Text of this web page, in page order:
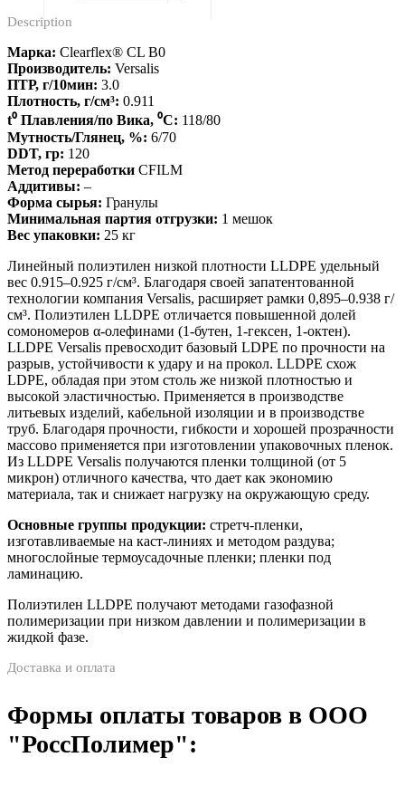
Description
Марка: Clearflex® CL B0
Производитель: Versalis
ПТР, г/10мин: 3.0
Плотность, г/см³: 0.911
t⁰ Плавления/по Вика, ⁰С: 118/80
Мутность/Глянец, %: 6/70
DDT, гр: 120
Метод переработки CFILM
Аддитивы: –
Форма сырья: Гранулы
Минимальная партия отгрузки: 1 мешок
Вес упаковки: 25 кг
Линейный полиэтилен низкой плотности LLDPE удельный
вес 0.915–0.925 г/см³. Благодаря своей запатентованной
технологии компания Versalis, расширяет рамки 0,895–0.938 г/
см³. Полиэтилен LLDPE отличается повышенной долей
сомономеров α-олефинами (1-бутен, 1-гексен, 1-октен).
LLDPE Versalis превосходит базовый LDPE по прочности на
разрыв, устойчивости к удару и на прокол. LLDPE схож
LDPE, обладая при этом столь же низкой плотностью и
высокой эластичностью. Применяется в производстве
литьевых изделий, кабельной изоляции и в производстве
труб. Благодаря прочности, гибкости и хорошей прозрачности
массово применяется при изготовлении упаковочных пленок.
Из LLDPE Versalis получаются пленки толщиной (от 5
микрон) отличного качества, что дает как экономию
материала, так и снижает нагрузку на окружающую среду.
Основные группы продукции: стретч-пленки,
изготавливаемые на каст-линиях и методом раздува;
многослойные термоусадочные пленки; пленки под
ламинацию.
Полиэтилен LLDPE получают методами газофазной
полимеризации при низком давлении и полимеризации в
жидкой фазе.
Доставка и оплата
Формы оплаты товаров в ООО
"РоссПолимер":